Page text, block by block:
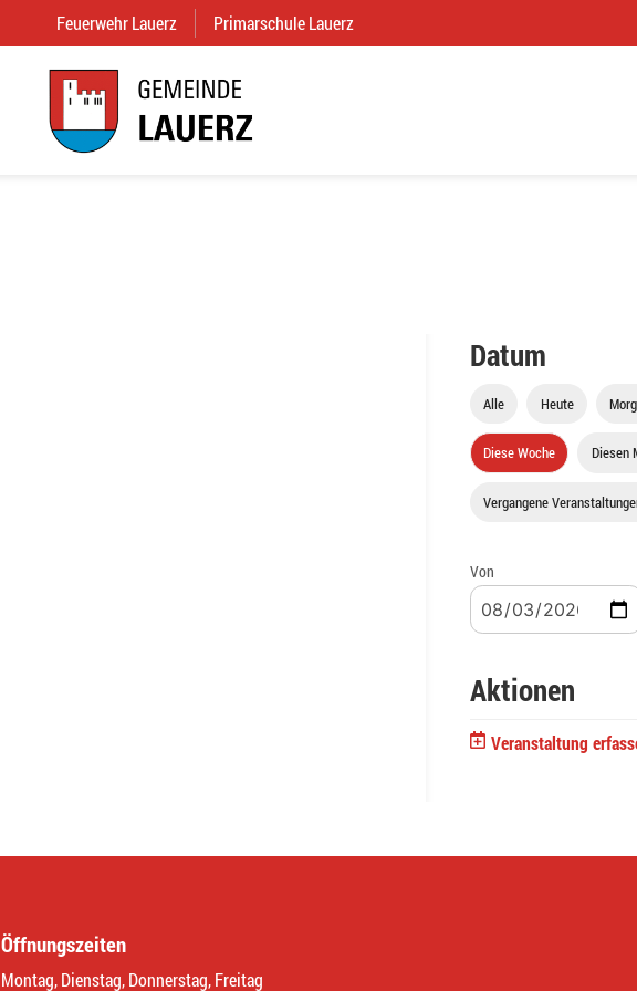
Feuerwehr Lauerz (External Link)
Primarschule Lauerz
Datum
Alle Heute
Diese Woche Diesen
Vergangene
Von
Aktionen
Veranstaltung
Öffnungszeiten
Montag, Dienstag, Donnerstag, Freitag